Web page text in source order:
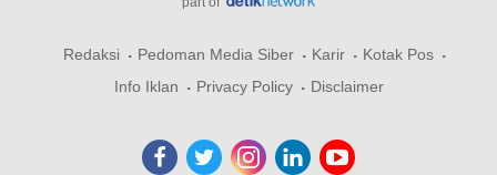
Redaksi Pedoman Media Siber Karir
Kotak Pos
Info Iklan
Privacy Policy Disclaimer